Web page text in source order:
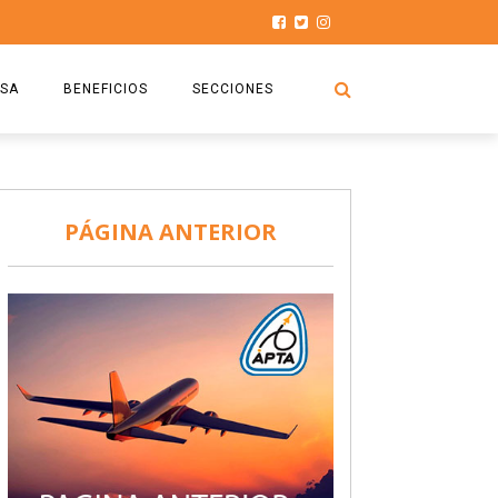
BENEFICIOS
COMISIÓN
SECCIONES
SEGURIDAD AÉREA
TURISMO Y RECREACIÓN
VIDEOS
PÁGINA ANTERIOR